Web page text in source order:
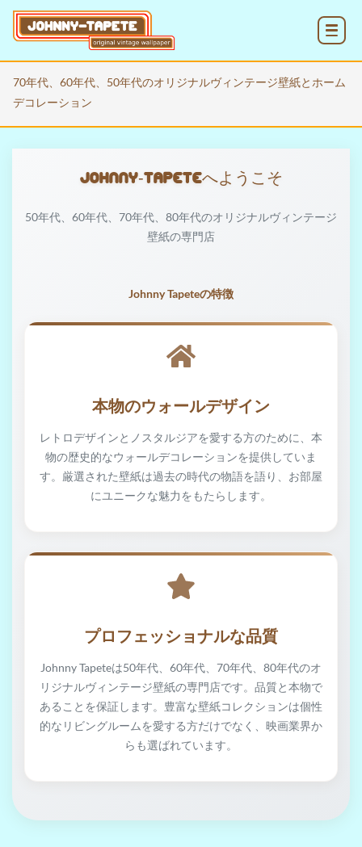
70年代、60年代、50年代のオリジナルヴィンテージ壁紙とホーム
デコレーション
Johnny‑Tapeteへようこそ
50年代、60年代、70年代、80年代のオリジナルヴィンテージ
壁紙の専門店
Johnny Tapeteの特徴
本物のウォールデザイン
レトロデザインとノスタルジアを愛する方のために、本
物の歴史的なウォールデコレーションを提供していま
す。厳選された壁紙は過去の時代の物語を語り、お部屋
にユニークな魅力をもたらします。
プロフェッショナルな品質
Johnny Tapeteは50年代、60年代、70年代、80年代のオ
リジナルヴィンテージ壁紙の専門店です。品質と本物で
あることを保証します。豊富な壁紙コレクションは個性
的なリビングルームを愛する方だけでなく、映画業界か
らも選ばれています。